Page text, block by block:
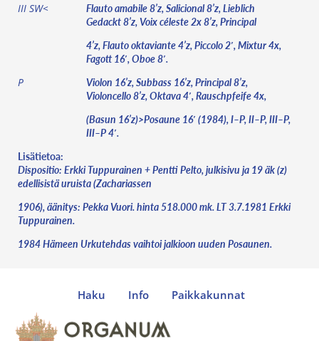
III SW<
Flauto amabile 8’z, Salicional 8’z, Lieblich
Gedackt 8’z, Voix céleste 2x 8’z, Principal
4’z, Flauto oktaviante 4’z, Piccolo 2′, Mixtur 4x,
Fagott 16′, Oboe 8′.
P
Violon 16’z, Subbass 16’z, Principal 8’z,
Violoncello 8’z, Oktava 4′, Rauschpfeife 4x,
(Basun 16’z)>Posaune 16′ (1984), I–P, II–P, III–P,
III–P 4′.
Lisätietoa:
Dispositio: Erkki Tuppurainen + Pentti Pelto, julkisivu ja 19 äk (z)
edellisistä uruista (Zachariassen
1906), äänitys: Pekka Vuori. hinta 518.000 mk. LT 3.7.1981 Erkki
Tuppurainen.
1984 Hämeen Urkutehdas vaihtoi jalkioon uuden Posaunen.
Haku Info Paikkakunnat